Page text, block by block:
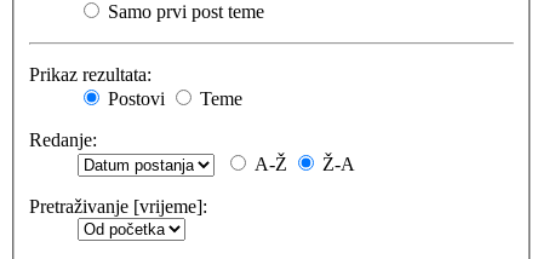
Samo prvi post teme
Prikaz rezultata:
Postovi
Teme
Redanje:
A-Ž
Ž-A
Pretraživanje [vrijeme]: